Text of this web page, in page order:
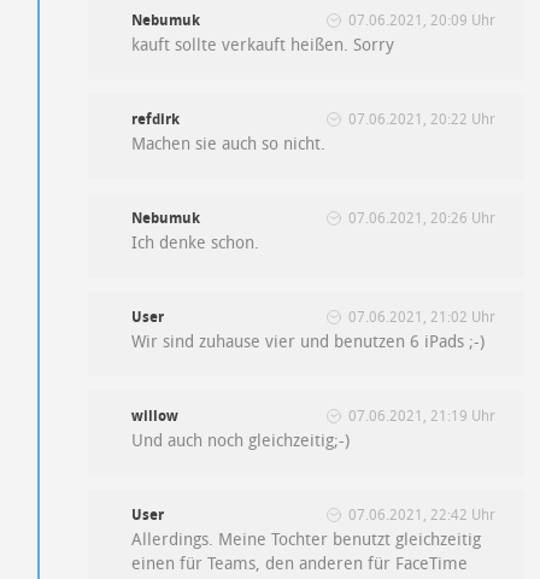
Nebumuk 07.06.2021, 20:09 Uhr
kauft sollte verkauft heißen. Sorry
refdirk 07.06.2021, 20:22 Uhr
Machen sie auch so nicht.
Nebumuk 07.06.2021, 20:26 Uhr
Ich denke schon.
User 07.06.2021, 21:02 Uhr
Wir sind zuhause vier und benutzen 6 iPads ;-)
willow 07.06.2021, 21:19 Uhr
Und auch noch gleichzeitig;-)
User 07.06.2021, 22:42 Uhr
Allerdings. Meine Tochter benutzt gleichzeitig
einen für Teams, den anderen für FaceTime